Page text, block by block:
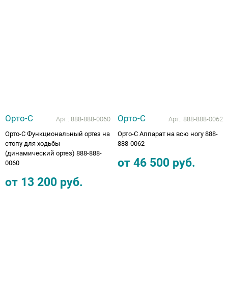
Орто-С Арт.: 888-888-0060
Орто-С Функциональный ортез на
стопу для ходьбы
(динамический ортез) 888-888-
0060
от 13 200 руб.
Орто-С Арт.: 888-888-0062
Орто-С Аппарат на всю ногу 888-
888-0062
от 46 500 руб.
для ЛФК
Одежда ортопедическая (адаптивная) для
инвалидов
Индивидуальное изготовление